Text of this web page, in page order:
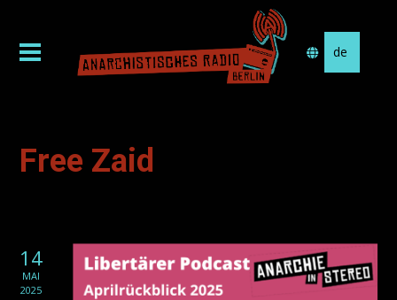
auswählen
Free Zaid
14
MAI
2025